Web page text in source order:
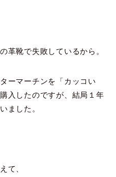
革靴で失敗しているから。
ーマーチンを「カッコい
入したのですが、結局１年
ました。
て、